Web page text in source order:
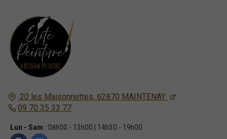
20 les Maisonnettes, 62870 MAINTENAY
09 70 35 33 77
Lun - Sam : 08h00 - 13h00 | 14h30 - 19h00